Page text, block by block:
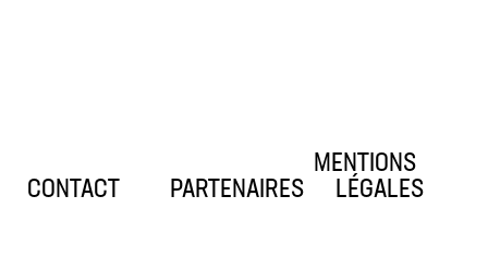
CONTACT PARTENAIRES
MENTIONS
LÉGALES